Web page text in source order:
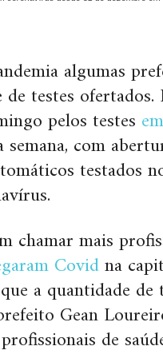
algumas
testes
pelos testes
com
testados
chamar mais
Covidna
a quantidade de
Gean
de